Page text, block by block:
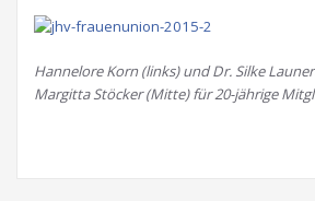
Hannelore Korn (links) und Dr. Silke
Margitta Stöcker (Mitte) für 20-jährige